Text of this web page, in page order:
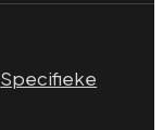
Specifieke